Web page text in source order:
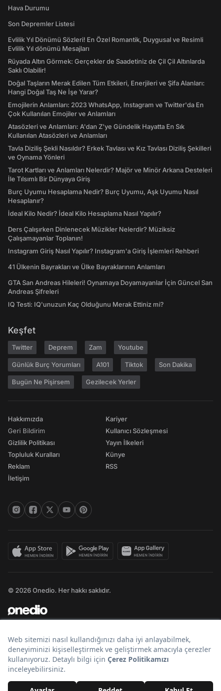
Hava Durumu
Son Depremler Listesi
Evlilik Yıl Dönümü Sözleri! En Özel Romantik, Duygusal ve Resimli
Evlilik Yıl dönümü Mesajları
Rüyada Altın Görmek: Gerçekler de Saadetiniz de Çil Çil Altınlarda
Saklı Olabilir!
Doğal Taşların Merak Edilen Tüm Etkileri, Enerjileri ve Şifa Alanları:
Hangi Doğal Taş Ne İşe Yarar?
Emojilerin Anlamları: 2023 WhatsApp, Instagram ve Twitter'da En
Çok Kullanılan Emojiler ve Anlamları
Atasözleri ve Anlamları: A'dan Z'ye Gündelik Hayatta En Sık
Kullanılan Atasözleri ve Anlamları
Tavla Diziliş Şekli Nasıldır? Erkek Tavlası ve Kız Tavlası Diziliş Şekilleri
ve Oynama Yönleri
Tarot Kartları ve Anlamları Nelerdir? Majör ve Minör Arkana Desteleri
İle Tılsımlı Bir Dünyaya Giriş
Burç Uyumu Hesaplama Nedir? Burç Uyumu, Aşk Uyumu Nasıl
Hesaplanır?
İdeal Kilo Nedir? İdeal Kilo Hesaplama Nasıl Yapılır?
Ders Çalışırken Dinlenecek Müzikler Nelerdir? Müziksiz
Çalışamayanlar Toplanın!
Instagram Giriş Nasıl Yapılır? Instagram'a Giriş İşlemleri Rehberi
41 Ülkenin Bayrakları ve Ülke Bayraklarının Anlamları
GTA San Andreas Hileleri! Oynamaya Doyamayanlar İçin Güncel San
Andreas Şifreleri
IQ Testi: IQ'unuzun Kaç Olduğunu Merak Ettiniz mi?
Keşfet
Twitter Deprem Zam Youtube
Günlük Burç Yorumları A101 Tiktok Son Dakika
Bugün Ne Pişirsem Gezilecek Yerler
Hakkımızda
Geri Bildirim
Gizlilik Politikası
Topluluk Kuralları
Reklam
İletişim
Kariyer
Kullanıcı Sözleşmesi
Yayın İlkeleri
Künye
RSS
© 2026 Onedio. Her hakkı saklıdır.
Bir markasıdır.